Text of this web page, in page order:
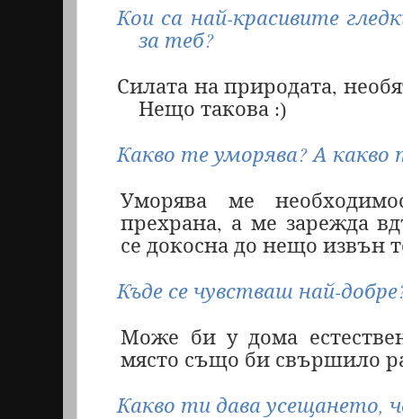
Кои са най-красивите
за теб?
Силата на природата,
Нещо такова :)
Какво те уморява? А какво
Уморява ме
прехрана, а ме зарежда
се докосна до нещо извън
Къде се чувстваш най-
Може би у дома
място също би свършило
Какво ти дава усещането,